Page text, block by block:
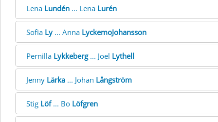
Lena Lundén ... Lena Lurén
Sofia Ly... Anna LyckemoJohansson
Pernilla Lykkeberg... Joel Lythell
Jenny Lärka ... Johan Långström
Stig Löf... Bo Löfgren